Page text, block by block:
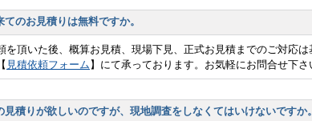
のお見積りは無料ですか。
を頂いた後、概算お見積、現場下見、正式お見積までのご対応
見積依頼フォーム 】にて承っております。お気軽にお問合せ下さ
見積りが欲しいのですが、現地調査をしなくてはいけないですか。